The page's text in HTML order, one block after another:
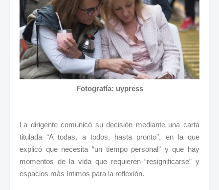
Fotografía: uypress
La dirigente comunicó su decisión mediante una carta
titulada “A todas, a todos, hasta pronto”, en la que
explicó que necesita “un tiempo personal” y que hay
momentos de la vida que requieren “resignificarse” y
espacios más íntimos para la reflexión.